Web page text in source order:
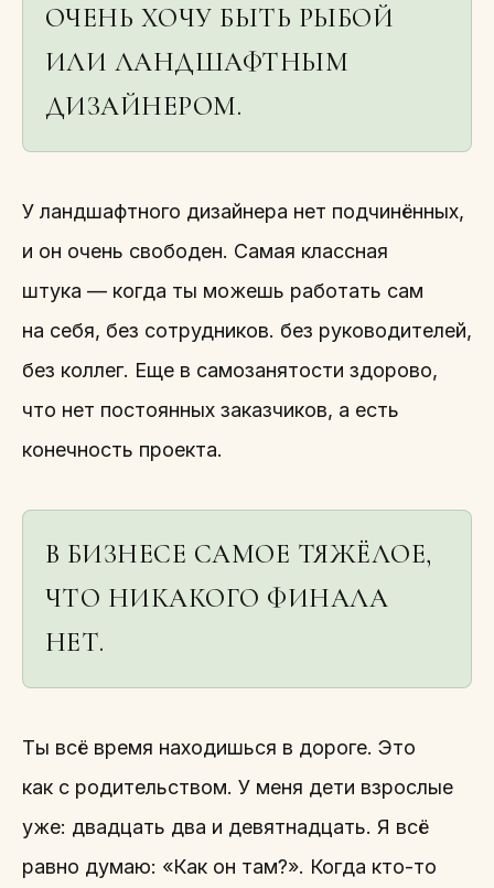
ОЧЕНЬ ХОЧУ БЫТЬ РЫБОЙ
ИЛИ ЛАНДШАФТНЫМ
ДИЗАЙНЕРОМ.
У ландшафтного дизайнера нет подчинённых,
и он очень свободен. Самая классная
штука — когда ты можешь работать сам
на себя, без сотрудников. без руководителей,
без коллег. Еще в самозанятости здорово,
что нет постоянных заказчиков, а есть
конечность проекта.
В БИЗНЕСЕ САМОЕ ТЯЖЁЛОЕ,
ЧТО НИКАКОГО ФИНАЛА
НЕТ.
Ты всё время находишься в дороге. Это
как с родительством. У меня дети взрослые
уже: двадцать два и девятнадцать. Я всё
равно думаю: «Как он там?». Когда кто-то